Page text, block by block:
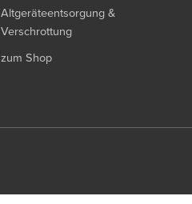
Altgeräteentsorgung &
Verschrottung
zum Shop